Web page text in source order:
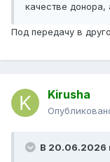
качестве
Под передачу в
Kirusha
В 20.06.2026